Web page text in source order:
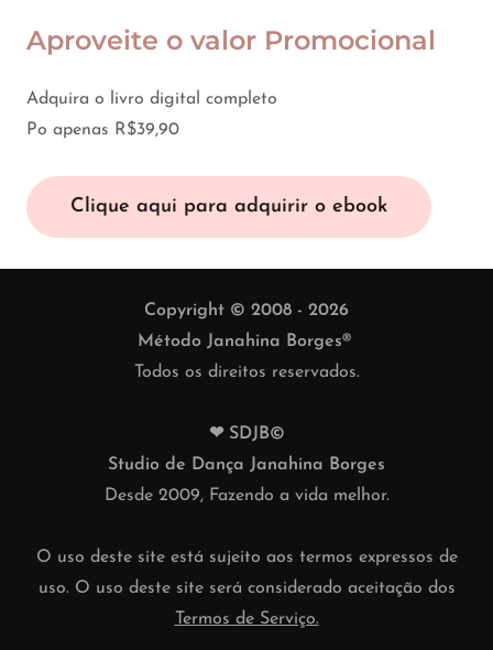
Aproveite o valor Promocional
Adquira o livro digital completo
Po apenas R$39,90
Clique aqui para adquirir o ebook
Copyright © 2008 - 2026
Método Janahina Borges®
Todos os direitos reservados.
❤ SDJB©
Studio de Dança Janahina Borges
Desde 2009, Fazendo a vida melhor.
O uso deste site está sujeito aos termos expressos de
uso. O uso deste site será considerado aceitação dos
Termos de Serviço.